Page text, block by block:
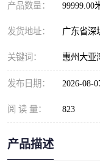
产品数量： 99999.00
发货地址： 广东省深
关键词： 惠州大亚
发布日期： 2026-08-
阅 读 量： 823
产品描述